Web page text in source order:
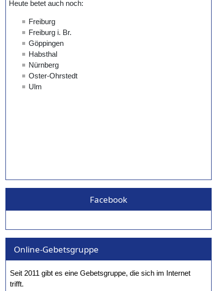
Facebook
Online-Gebetsgruppe
Seit 2011 gibt es eine Gebetsgruppe, die sich im Internet
trifft.